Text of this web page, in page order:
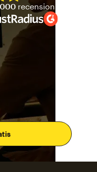
ha una
recensioni